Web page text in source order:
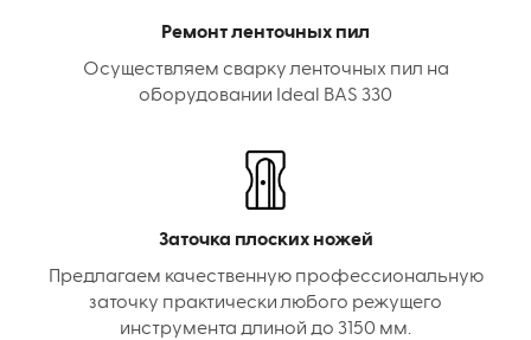
Ремонт ленточных пил
Осуществляем сварку ленточных пил на
оборудовании Ideal BAS 330
Заточка плоских ножей
Предлагаем качественную профессиональную
заточку практически любого режущего
инструмента длиной до 3150 мм.